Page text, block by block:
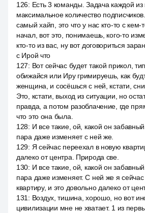
126: Есть 3 команды. Задача каждой
максимальное количество
самый хайп, это что у нас кто-то с кем-
начал, вот это, понимаешь, кого-то
кто-то из вас, ну вот договориться
с Ирой что
127: Вот сейчас будет такой прикол,
обижайся или Иру гримируешь, как
женщина, и сосёшься с ней, кстати,
Это, кстати, выход из ситуации, но
правда, а потом разоблачение, где
что это она была.
128: И все такие, ой, какой он
пара даже изменяет с ней же.
129: Я сейчас переехал в новую
далеко от центра. Природа све.
130: И все такие, ой, какой он
пара даже изменяет. С ней же я
квартиру, и это довольно далеко от
131 : Воздух, тишина, хорошо, но вот
цивилизации мне не хватает. 1 из